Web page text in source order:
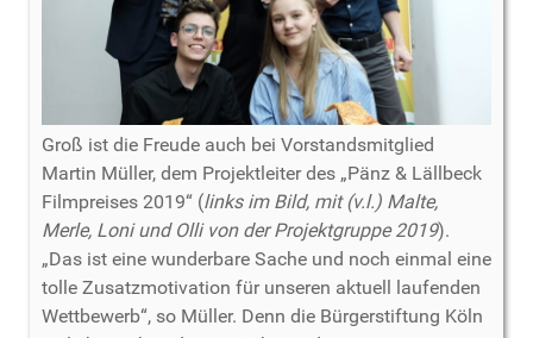
Groß ist die Freude auch bei Vorstandsmitglied
Martin Müller, dem Projektleiter des „Pänz & Lällbeck
Filmpreises 2019“ (links im Bild, mit (v.l.) Malte,
Merle, Loni und Olli von der Projektgruppe 2019).
„Das ist eine wunderbare Sache und noch einmal eine
tolle Zusatzmotivation für unseren aktuell laufenden
Wettbewerb“, so Müller. Denn die Bürgerstiftung Köln